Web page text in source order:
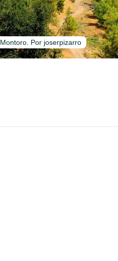
Montoro. Por joserpizarro